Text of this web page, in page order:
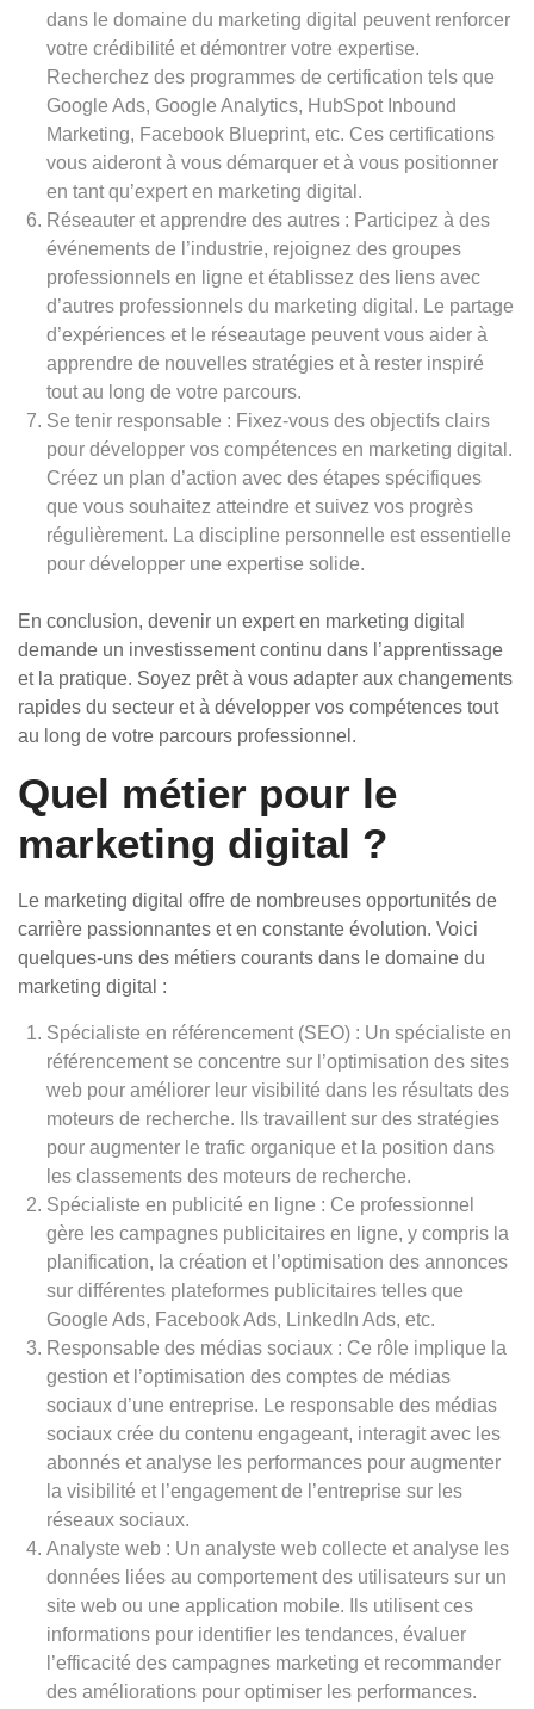
dans le domaine du marketing digital peuvent renforcer
votre crédibilité et démontrer votre expertise.
Recherchez des programmes de certification tels que
Google Ads, Google Analytics, HubSpot Inbound
Marketing, Facebook Blueprint, etc. Ces certifications
vous aideront à vous démarquer et à vous positionner
en tant qu’expert en marketing digital.
Réseauter et apprendre des autres : Participez à des
événements de l’industrie, rejoignez des groupes
professionnels en ligne et établissez des liens avec
d’autres professionnels du marketing digital. Le partage
d’expériences et le réseautage peuvent vous aider à
apprendre de nouvelles stratégies et à rester inspiré
tout au long de votre parcours.
Se tenir responsable : Fixez-vous des objectifs clairs
pour développer vos compétences en marketing digital.
Créez un plan d’action avec des étapes spécifiques
que vous souhaitez atteindre et suivez vos progrès
régulièrement. La discipline personnelle est essentielle
pour développer une expertise solide.
En conclusion, devenir un expert en marketing digital
demande un investissement continu dans l’apprentissage
et la pratique. Soyez prêt à vous adapter aux changements
rapides du secteur et à développer vos compétences tout
au long de votre parcours professionnel.
Quel métier pour le
marketing digital ?
Le marketing digital offre de nombreuses opportunités de
carrière passionnantes et en constante évolution. Voici
quelques-uns des métiers courants dans le domaine du
marketing digital :
Spécialiste en référencement (SEO) : Un spécialiste en
référencement se concentre sur l’optimisation des sites
web pour améliorer leur visibilité dans les résultats des
moteurs de recherche. Ils travaillent sur des stratégies
pour augmenter le trafic organique et la position dans
les classements des moteurs de recherche.
Spécialiste en publicité en ligne : Ce professionnel
gère les campagnes publicitaires en ligne, y compris la
planification, la création et l’optimisation des annonces
sur différentes plateformes publicitaires telles que
Google Ads, Facebook Ads, LinkedIn Ads, etc.
Responsable des médias sociaux : Ce rôle implique la
gestion et l’optimisation des comptes de médias
sociaux d’une entreprise. Le responsable des médias
sociaux crée du contenu engageant, interagit avec les
abonnés et analyse les performances pour augmenter
la visibilité et l’engagement de l’entreprise sur les
réseaux sociaux.
Analyste web : Un analyste web collecte et analyse les
données liées au comportement des utilisateurs sur un
site web ou une application mobile. Ils utilisent ces
informations pour identifier les tendances, évaluer
l’efficacité des campagnes marketing et recommander
des améliorations pour optimiser les performances.